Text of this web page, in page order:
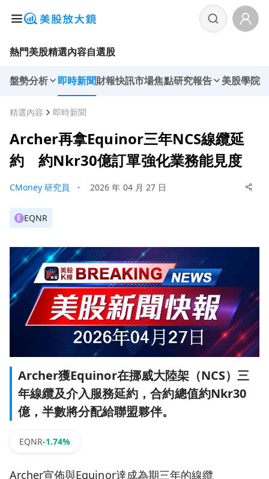
熱門美股精選內容自選股
盤勢分析 即時新聞財報快訊市場焦點研究報告 美股學院
精選內容 即時新聞
Archer再拿Equinor三年NCS線纜延
約 約Nkr30億訂單強化業務能見度
CMoney 研究員 ・ 2026 年 04 月 27 日
E EQNR
Archer獲Equinor在挪威大陸架（NCS）三
年線纜及介入服務延約，合約總值約Nkr30
億，半數將分配給聯盟夥伴。
EQNR-1.74%
Archer宣佈與Equinor達成為期三年的線纜